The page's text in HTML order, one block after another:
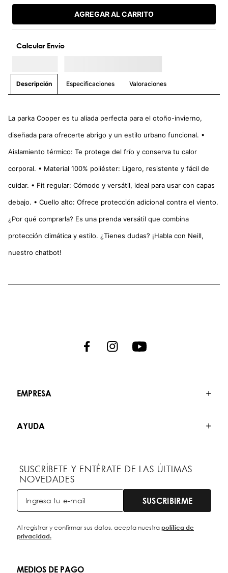
AGREGAR AL CARRITO
Calcular Envío
Descripción Especificaciones Valoraciones
La parka Cooper es tu aliada perfecta para el otoño-invierno,
diseñada para ofrecerte abrigo y un estilo urbano funcional. •
Aislamiento térmico: Te protege del frío y conserva tu calor
corporal. • Material 100% poliéster: Ligero, resistente y fácil de
cuidar. • Fit regular: Cómodo y versátil, ideal para usar con capas
debajo. • Cuello alto: Ofrece protección adicional contra el viento.
¿Por qué comprarla? Es una prenda versátil que combina
protección climática y estilo. ¿Tienes dudas? ¡Habla con Neill,
nuestro chatbot!
EMPRESA
AYUDA
SUSCRÍBETE Y ENTÉRATE DE LAS ÚLTIMAS
NOVEDADES
SUSCRIBIRME
Al registrar y confirmar sus datos, acepta nuestrapolítica de
privacidad.
MEDIOS DE PAGO